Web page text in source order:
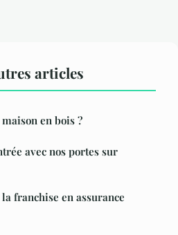
articles
en bois ?
avec nos portes sur
franchise en assurance